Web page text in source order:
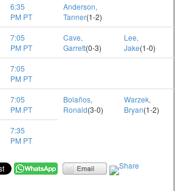
6:35
PM PT
Anderson,
Tanner(1-2)
7:05
PM PT
Cave,
Garrett(0-3)
Lee,
Jake(1-0)
7:05
PM PT
7:05
PM PT
Bolaños,
Ronald(3-0)
Warzek,
Bryan(1-2)
7:35
PM PT